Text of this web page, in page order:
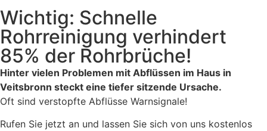
Wichtig: Schnelle
Rohrreinigung verhindert
85% der Rohrbrüche!
Hinter vielen Problemen mit Abflüssen im Haus in
Veitsbronn steckt eine tiefer sitzende Ursache.
Oft sind verstopfte Abflüsse Warnsignale!
Rufen Sie jetzt an und lassen Sie sich von uns kostenlos